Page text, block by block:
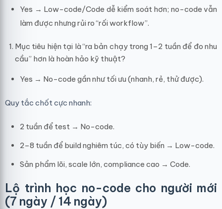
Yes → Low-code/Code dễ kiểm soát hơn; no-code vẫn
làm được nhưng rủi ro “rối workflow”.
Mục tiêu hiện tại là “ra bản chạy trong 1–2 tuần để đo nhu
cầu” hơn là hoàn hảo kỹ thuật?
Yes → No-code gần như tối ưu (nhanh, rẻ, thử được).
Quy tắc chốt cực nhanh:
2 tuần để test → No-code.
2–8 tuần để build nghiêm túc, có tùy biến → Low-code.
Sản phẩm lõi, scale lớn, compliance cao → Code.
Lộ trình học no-code cho người mới
(7 ngày / 14 ngày)